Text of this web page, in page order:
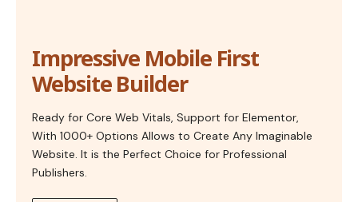
Impressive Mobile First
Website Builder
Ready for Core Web Vitals, Support for Elementor,
With 1000+ Options Allows to Create Any Imaginable
Website. It is the Perfect Choice for Professional
Publishers.